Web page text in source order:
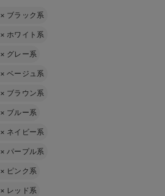
× ブラック系
×ホワイト系
× グレー系
×ベージュ系
× ブラウン系
× ブルー系
× ネイビー系
×パープル系
× ピンク系
× レッド系